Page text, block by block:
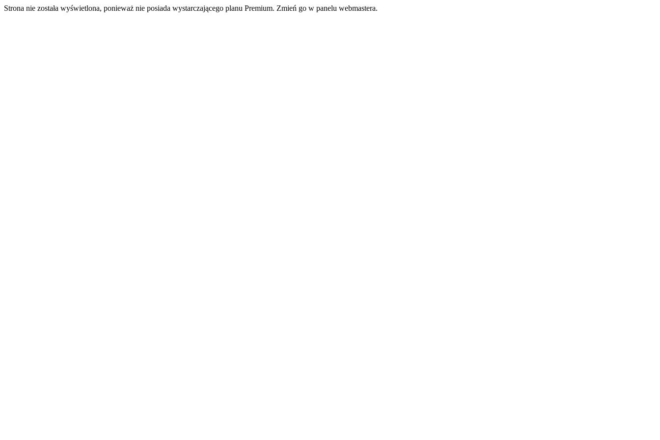
Strona nie została wyświetlona, ponieważ nie posiada wystarczającego planu Premium. Zmień go w panelu webmastera.